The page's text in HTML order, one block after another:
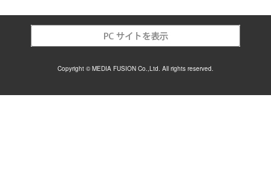
Copyright © MEDIA FUSION Co.,Ltd. All rights reserved.